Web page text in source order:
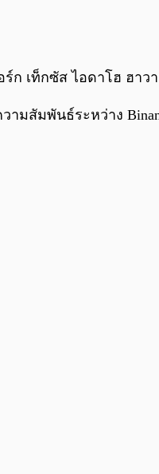
ก เท็กซัส ไอดาโฮ ฮาว
มสัมพันธ์ระหว่าง